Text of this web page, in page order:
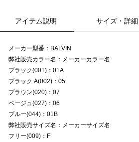
アイテム説明 サイズ・詳細
メーカー型番：BALVIN
弊社販売カラー名：メーカーカラー名
ブラック(001)：01A
ブラック A(002)：05
ブラウン(020)：07
ベージュ(027)：06
ブルー(044)：01B
弊社販売サイズ名：メーカーサイズ名
フリー(009)：F